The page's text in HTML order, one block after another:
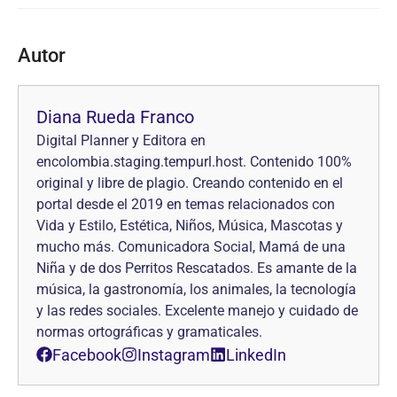
Autor
Diana Rueda Franco
Digital Planner y Editora en
encolombia.staging.tempurl.host. Contenido 100%
original y libre de plagio. Creando contenido en el
portal desde el 2019 en temas relacionados con
Vida y Estilo, Estética, Niños, Música, Mascotas y
mucho más. Comunicadora Social, Mamá de una
Niña y de dos Perritos Rescatados. Es amante de la
música, la gastronomía, los animales, la tecnología
y las redes sociales. Excelente manejo y cuidado de
normas ortográficas y gramaticales.
Facebook Instagram LinkedIn